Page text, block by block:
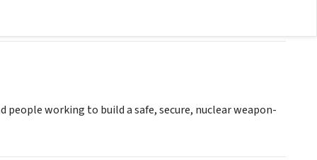
working to build a safe, secure, nuclear weapon-